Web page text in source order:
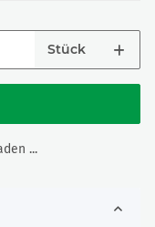
Stück
...